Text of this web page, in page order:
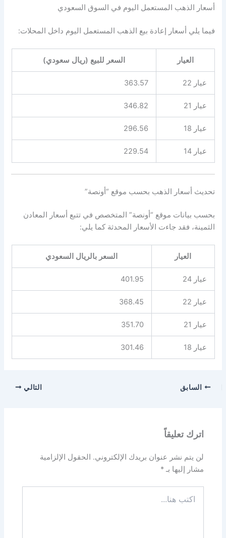
أسعار الذهب المستعمل اليوم في السوق السعودي
فيما يلي أسعار إعادة بيع الذهب المستعمل اليوم داخل المحلات:
العيار السعر للبيع (ريال سعودي)
عيار 22 363.57
عيار 21 346.82
عيار 18 296.56
عيار 14 229.54
تحديث أسعار الذهب بحسب موقع “أونصة”
بحسب بيانات موقع “أونصة” المتخصص في تتبع أسعار المعادن
الثمينة، فقد جاءت الأسعار المحدثة كما يلي:
العيار السعر بالريال السعودي
عيار 24 401.95
عيار 22 368.45
عيار 21 351.70
عيار 18 301.46
السابق التالي
اترك تعليقاً
لن يتم نشر عنوان بريدك الإلكتروني. الحقول الإلزامية
مشار إليها بـ*
هنا...